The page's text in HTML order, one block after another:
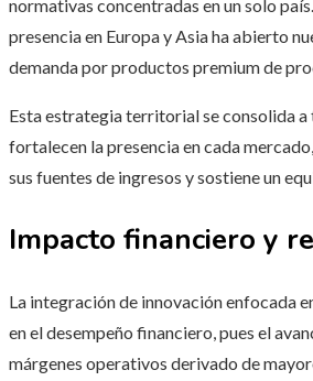
normativas concentradas en un solo
presencia en Europa y Asia ha abierto
demanda por productos premium de
Esta estrategia territorial se consolida
fortalecen la presencia en cada
sus fuentes de ingresos y sostiene un
Impacto financiero y
La integración de innovación enfocada
en el desempeño financiero, pues el
márgenes operativos derivado de